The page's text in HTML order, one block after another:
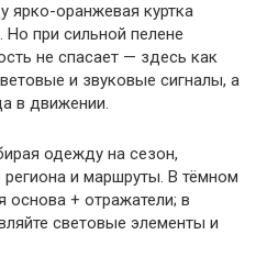
ярко-оранжевая куртка
при сильной пелене
не спасает — здесь как
и звуковые сигналы, а
в движении.
одежду на сезон,
и маршруты. В тёмном
основа + отражатели; в
световые элементы и